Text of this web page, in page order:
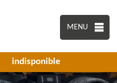
MENU
indisponible